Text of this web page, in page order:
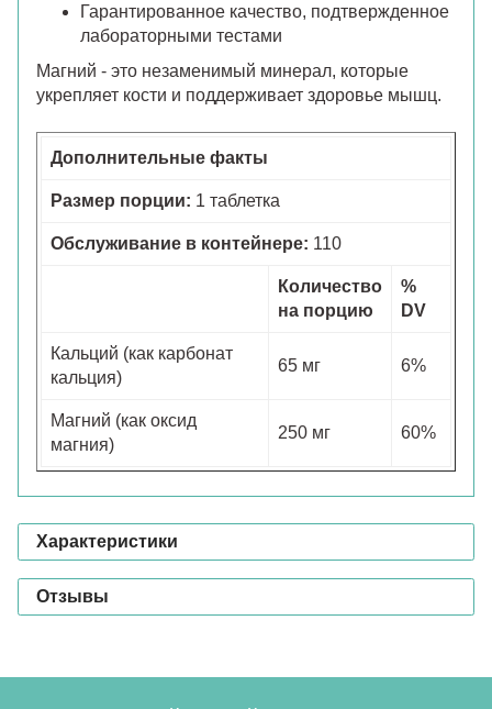
Гарантированное качество, подтвержденное
лабораторными тестами
Магний - это незаменимый минерал, которые
укрепляет кости и поддерживает здоровье мышц.
Дополнительные факты
Размер порции: 1 таблетка
Обслуживание в контейнере: 110
Количество
на порцию
%
DV
Кальций (как карбонат
кальция)
65 мг 6%
Магний (как оксид
магния)
250 мг 60%
Характеристики
Отзывы